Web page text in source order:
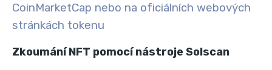
CoinMarketCap nebo na oficiálních webových
stránkách tokenu
Zkoumání NFT pomocí nástroje Solscan